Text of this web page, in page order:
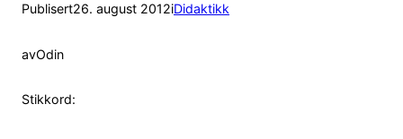
Publisert26. august 2012iDidaktikk
avOdin
Stikkord: